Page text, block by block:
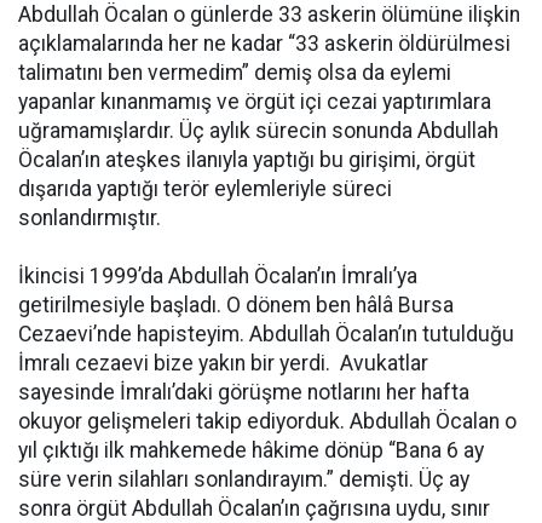
Abdullah Öcalan o günlerde 33 askerin ölümüne ilişkin
açıklamalarında her ne kadar “33 askerin öldürülmesi
talimatını ben vermedim” demiş olsa da eylemi
yapanlar kınanmamış ve örgüt içi cezai yaptırımlara
uğramamışlardır. Üç aylık sürecin sonunda Abdullah
Öcalan’ın ateşkes ilanıyla yaptığı bu girişimi, örgüt
dışarıda yaptığı terör eylemleriyle süreci
sonlandırmıştır.
İkincisi 1999’da Abdullah Öcalan’ın İmralı’ya
getirilmesiyle başladı. O dönem ben hâlâ Bursa
Cezaevi’nde hapisteyim. Abdullah Öcalan’ın tutulduğu
İmralı cezaevi bize yakın bir yerdi. Avukatlar
sayesinde İmralı’daki görüşme notlarını her hafta
okuyor gelişmeleri takip ediyorduk. Abdullah Öcalan o
yıl çıktığı ilk mahkemede hâkime dönüp “Bana 6 ay
süre verin silahları sonlandırayım.” demişti. Üç ay
sonra örgüt Abdullah Öcalan’ın çağrısına uydu, sınır